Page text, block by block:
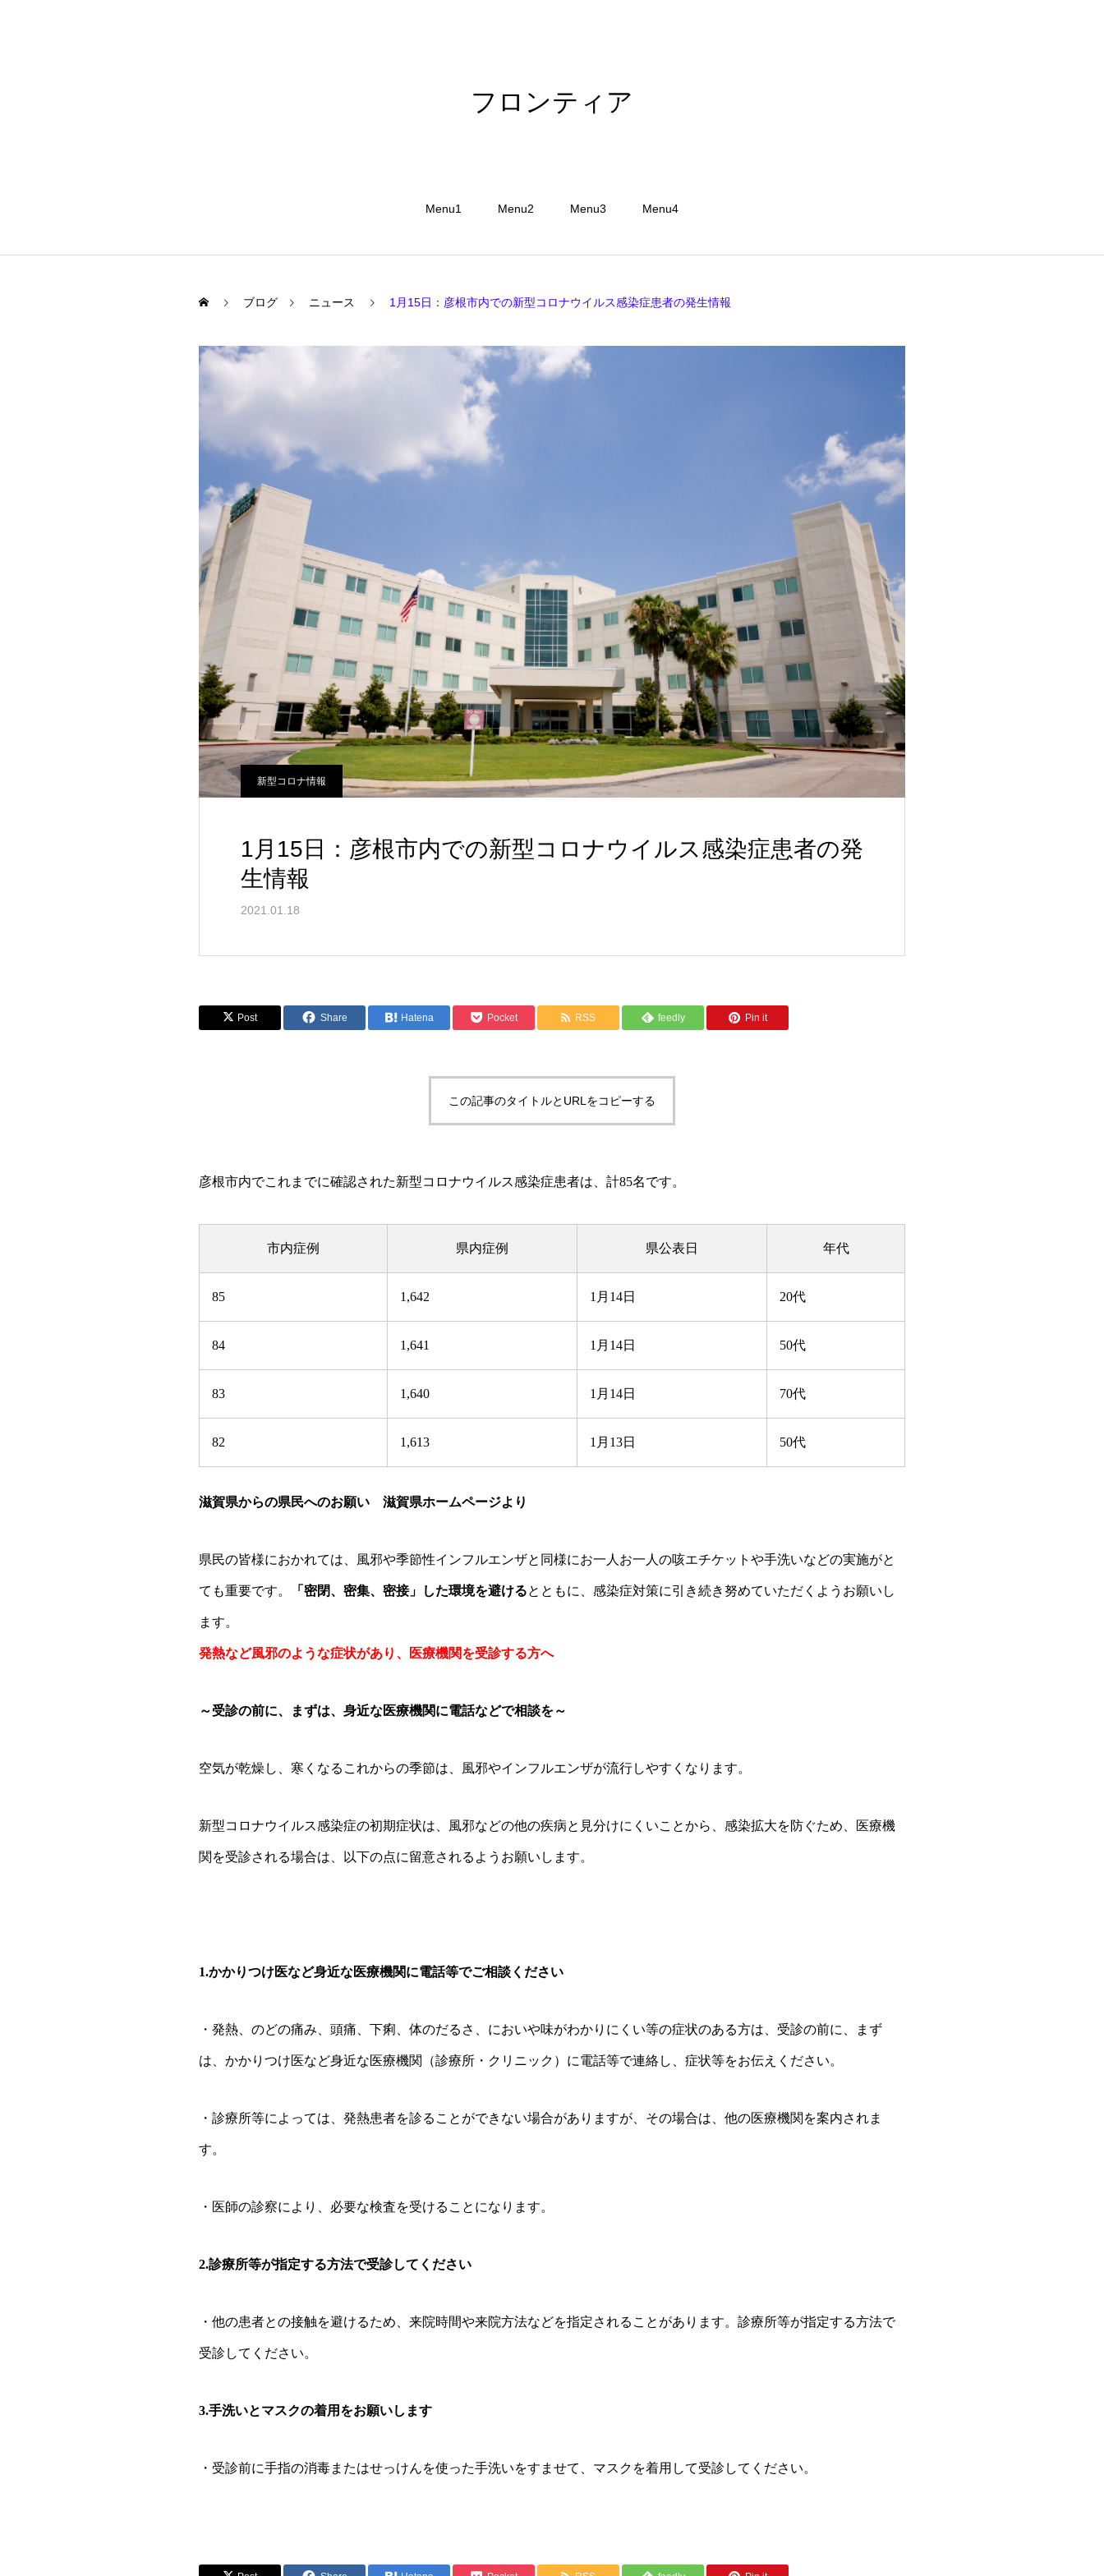
フロンティア
Menu1 Menu2 Menu3 Menu4
ブログ ニュース 1月15日：彦根市内での新型コロナウイルス感染症患者の発生情報
新型コロナ情報
1月15日：彦根市内での新型コロナウイルス感染症患者の発
生情報
2021.01.18
Post Share Hatena Pocket RSS feedly Pin it
この記事のタイトルとURLをコピーする
彦根市内でこれまでに確認された新型コロナウイルス感染症患者は、計85名です。
市内症例 県内症例 県公表日 年代
85 1,642 1月14日 20代
84 1,641 1月14日 50代
83 1,640 1月14日 70代
82 1,613 1月13日 50代
滋賀県からの県民へのお願い 滋賀県ホームページより
県民の皆様におかれては、風邪や季節性インフルエンザと同様にお一人お一人の咳エチケットや手洗いなどの実施がと
ても重要です。 「密閉、密集、密接」した環境を避けるとともに、感染症対策に引き続き努めていただくようお願いし
ます。
発熱など風邪のような症状があり、医療機関を受診する方へ
～受診の前に、まずは、身近な医療機関に電話などで相談を～
空気が乾燥し、寒くなるこれからの季節は、風邪やインフルエンザが流行しやすくなります。
新型コロナウイルス感染症の初期症状は、風邪などの他の疾病と見分けにくいことから、感染拡大を防ぐため、医療機
関を受診される場合は、以下の点に留意されるようお願いします。
1.かかりつけ医など身近な医療機関に電話等でご相談ください
・発熱、のどの痛み、頭痛、下痢、体のだるさ、においや味がわかりにくい等の症状のある方は、受診の前に、まず
は、かかりつけ医など身近な医療機関（診療所・クリニック）に電話等で連絡し、症状等をお伝えください。
・診療所等によっては、発熱患者を診ることができない場合がありますが、その場合は、他の医療機関を案内されま
す。
・医師の診察により、必要な検査を受けることになります。
2.診療所等が指定する方法で受診してください
・他の患者との接触を避けるため、来院時間や来院方法などを指定されることがあります。診療所等が指定する方法で
受診してください。
3.手洗いとマスクの着用をお願いします
・受診前に手指の消毒またはせっけんを使った手洗いをすませて、マスクを着用して受診してください。